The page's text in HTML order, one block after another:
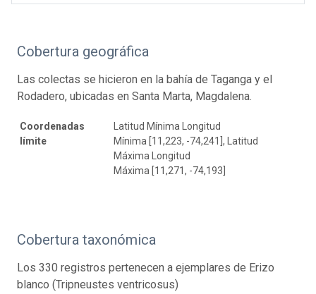
Cobertura geográfica
Las colectas se hicieron en la bahía de Taganga y el
Rodadero, ubicadas en Santa Marta, Magdalena.
Coordenadas
límite
Latitud Mínima Longitud
Mínima [11,223, -74,241], Latitud
Máxima Longitud
Máxima [11,271, -74,193]
Cobertura taxonómica
Los 330 registros pertenecen a ejemplares de Erizo
blanco (Tripneustes ventricosus)